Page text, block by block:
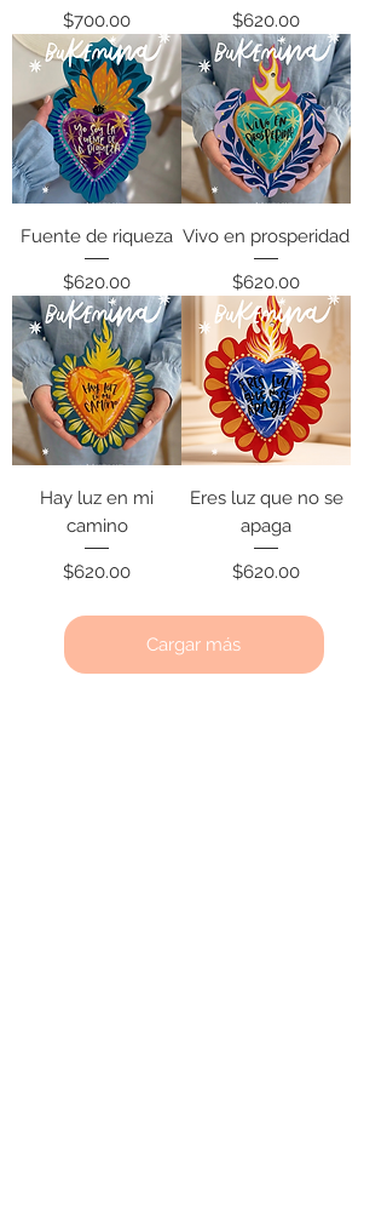
Precio
$700.00 Precio
$620.00
Fuente de riqueza
Precio
$620.00
Vivo en prosperidad
Precio
$620.00
Hay luz en mi
camino
Precio
$620.00
Eres luz que no se
apaga
Precio
$620.00
Cargar más